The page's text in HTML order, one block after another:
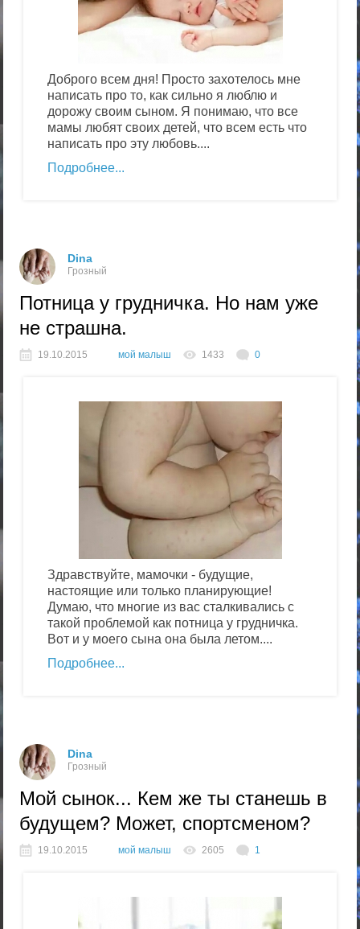
Доброго всем дня! Просто захотелось мне
написать про то, как сильно я люблю и
дорожу своим сыном. Я понимаю, что все
мамы любят своих детей, что всем есть что
написать про эту любовь....
Подробнее
Dina
Грозный
Потница у грудничка. Но нам уже
не страшна.
19.10.2015 мой малыш 1433 0
Здравствуйте, мамочки - будущие,
настоящие или только планирующие!
Думаю, что многие из вас сталкивались с
такой проблемой как потница у грудничка.
Вот и у моего сына она была летом....
Подробнее
Dina
Грозный
Мой сынок... Кем же ты станешь в
будущем? Может, спортсменом?
19.10.2015 мой малыш 2605 1